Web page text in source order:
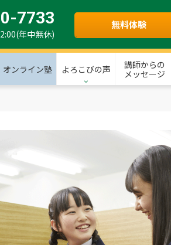
7733
年中無休)
無料体験
オンライン塾 よろこびの声
講師からの
メッセージ